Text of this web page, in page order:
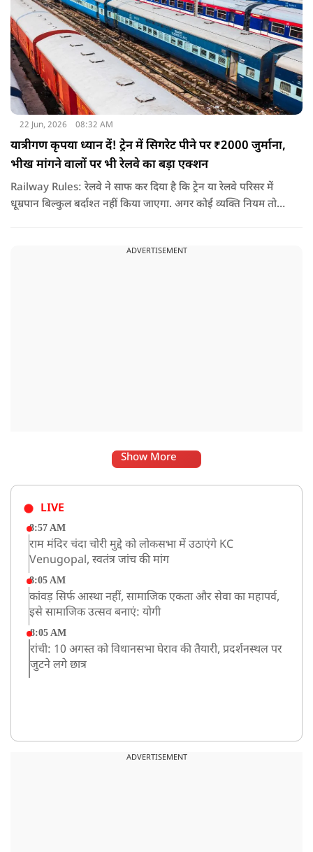
22 Jun, 2026 08:32 AM
यात्रीगण कृपया ध्यान दें! ट्रेन में सिगरेट पीने पर ₹2000 जुर्माना,
भीख मांगने वालों पर भी रेलवे का बड़ा एक्शन
Railway Rules: रेलवे ने साफ कर दिया है कि ट्रेन या रेलवे परिसर में
धूम्रपान बिल्कुल बर्दाश्त नहीं किया जाएगा. अगर कोई व्यक्ति नियम तोड़ते
ADVERTISEMENT
Show More
LIVE
8:57 AM
राम मंदिर चंदा चोरी मुद्दे को लोकसभा में उठाएंगे KC
Venugopal, स्वतंत्र जांच की मांग
8:05 AM
कांवड़ सिर्फ आस्था नहीं, सामाजिक एकता और सेवा का महापर्व,
इसे सामाजिक उत्सव बनाएं: योगी
8:05 AM
रांची: 10 अगस्त को विधानसभा घेराव की तैयारी, प्रदर्शनस्थल पर
जुटने लगे छात्र
ADVERTISEMENT